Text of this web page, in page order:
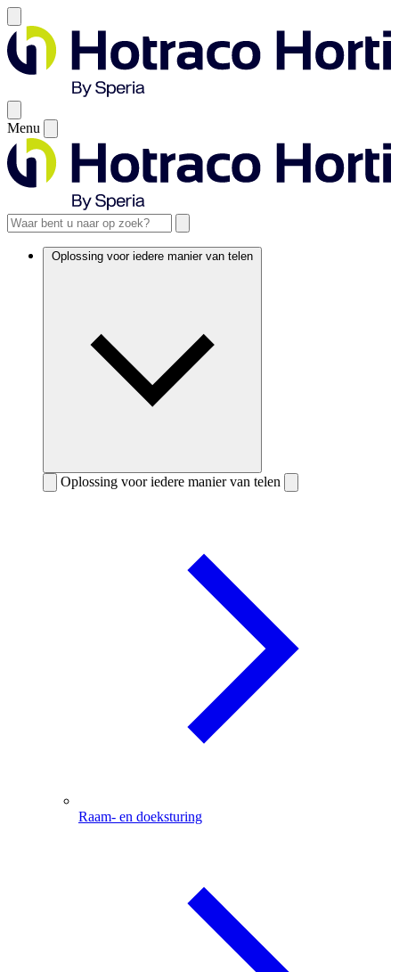
Menu
Oplossing voor iedere manier van telen
Oplossing voor iedere manier van telen
Raam- en doeksturing